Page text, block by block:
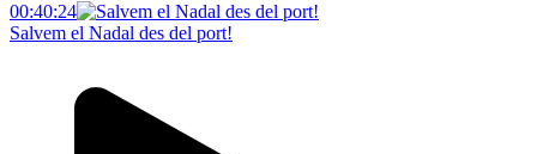
00:40:24
Salvem el Nadal des del port!